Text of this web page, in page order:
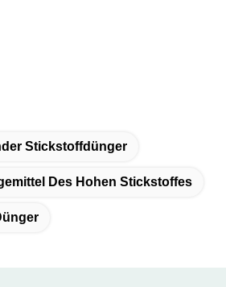
Stickstoffdünger
Des Hohen Stickstoffes